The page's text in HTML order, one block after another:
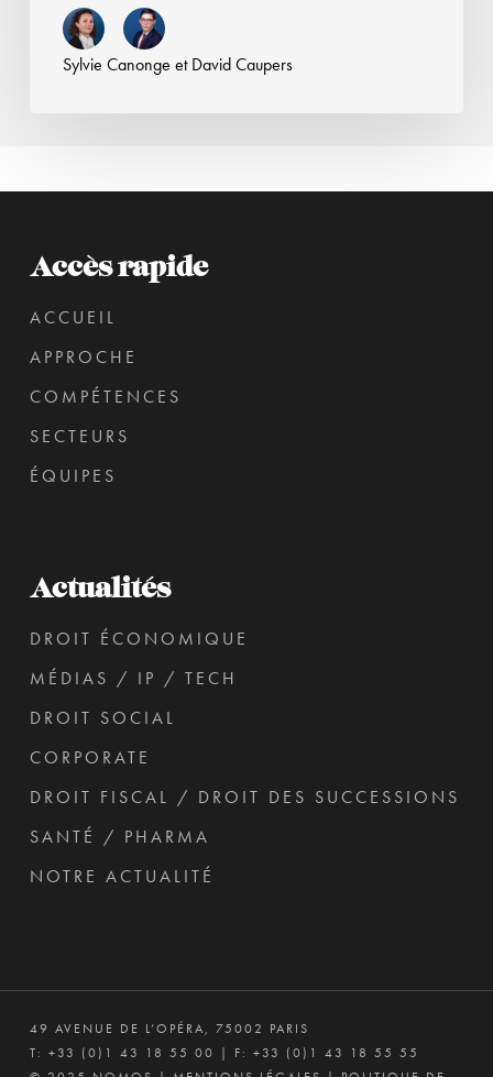
« imposition
Sylvie Canonge etDavid Caupers
Accès rapide
ACCUEIL
APPROCHE
COMPÉTENCES
SECTEURS
ÉQUIPES
Actualités
DROIT ÉCONOMIQUE
MÉDIAS / IP / TECH
DROIT SOCIAL
CORPORATE
DROIT FISCAL / DROIT DES SUCCESSIONS
SANTÉ / PHARMA
NOTRE ACTUALITÉ
49 AVENUE DE L’OPÉRA, 75002 PARIS
T: +33 (0)1 43 18 55 00 | F: +33 (0)1 43 18 55 55